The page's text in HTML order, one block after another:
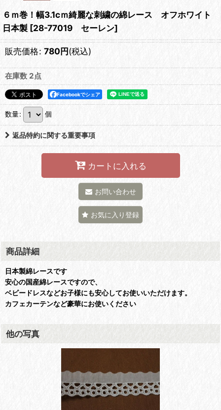
６ｍ巻！幅3.1cｍ綺麗な刺繍の綿レース オフホワイト
日本製 [28-77019 セーレン]
販売価格: 780円(税込)
在庫数 2点
Facebookでシェア
数量: 個
返品特約に関する重要事項
カートに入れる
お問い合わせ
お気に入り登録
商品詳細
日本製綿レースです
安心の国産綿レースですので、
ベビードレスなどお子様にも安心してお使いいただけます。
カフェカーテンなど豪華にお使いください
他の写真